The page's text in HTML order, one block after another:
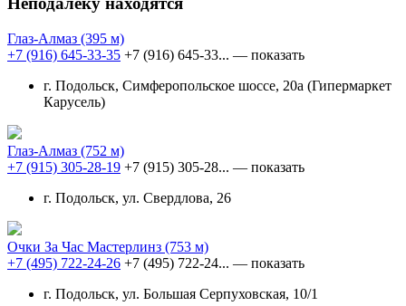
Глаз-Алмаз (395 м)
+7 (916) 645-33-35 +7 (916) 645-33... — показать
г. Подольск, Симферопольское шоссе, 20а (Гипермаркет
Карусель)
Глаз-Алмаз (752 м)
+7 (915) 305-28-19 +7 (915) 305-28... — показать
г. Подольск, ул. Свердлова, 26
Очки За Час Мастерлинз (753 м)
+7 (495) 722-24-26 +7 (495) 722-24... — показать
г. Подольск, ул. Большая Серпуховская, 10/1